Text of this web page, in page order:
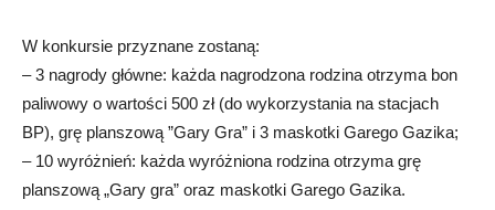
W konkursie przyznane zostaną:
– 3 nagrody główne: każda nagrodzona rodzina otrzyma bon
paliwowy o wartości 500 zł (do wykorzystania na stacjach
BP), grę planszową ”Gary Gra” i 3 maskotki Garego Gazika;
– 10 wyróżnień: każda wyróżniona rodzina otrzyma grę
planszową „Gary gra” oraz maskotki Garego Gazika.